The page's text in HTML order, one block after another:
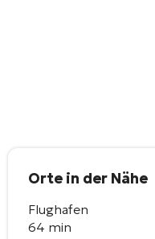
Orte in der Nähe
Flughafen
64 min